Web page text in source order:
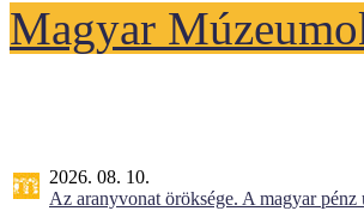
Magyar
2026. 08. 10.
Az aranyvonat öröksége. A magyar